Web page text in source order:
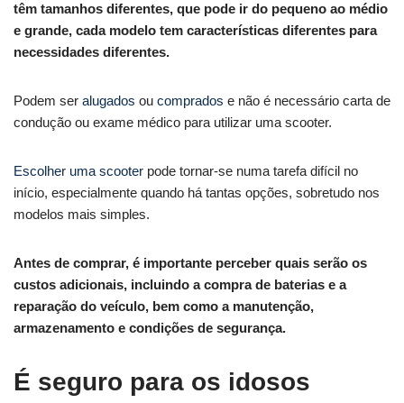
têm tamanhos diferentes, que pode ir do pequeno ao médio
e grande, cada modelo tem características diferentes para
necessidades diferentes.
Podem ser alugados ou comprados e não é necessário carta de
condução ou exame médico para utilizar uma scooter.
Escolher uma scooter pode tornar-se numa tarefa difícil no
início, especialmente quando há tantas opções, sobretudo nos
modelos mais simples.
Antes de comprar, é importante perceber quais serão os
custos adicionais, incluindo a compra de baterias e a
reparação do veículo, bem como a manutenção,
armazenamento e condições de segurança.
É seguro para os idosos